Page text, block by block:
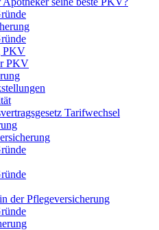
PKV
PKV
Tarifwechsel
der Pflegeversicherung